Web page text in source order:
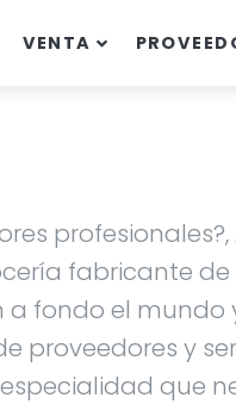
VENTA
fabricante
fondo el
proveedores y
que